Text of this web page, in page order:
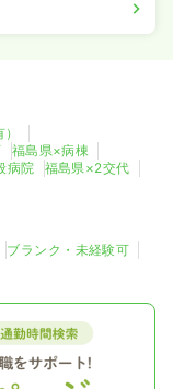
福島県×病棟
病院 福島県×2交代
ブランク・未経験可